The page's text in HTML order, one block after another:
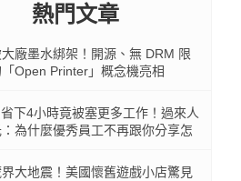
熱門文章
廠墨水綁架！開源、無 DRM 限
Open Printer」概念機亮相
下4小時竟被塞更多工作！過來人
：為什麼優秀員工不再跟你分享怎
大地震！美國懷舊遊戲小店驚見